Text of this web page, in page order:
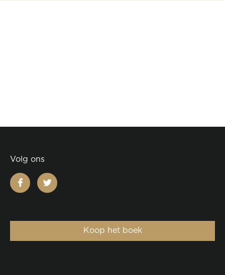
Volg ons
facebooktwitter
Koop het boek